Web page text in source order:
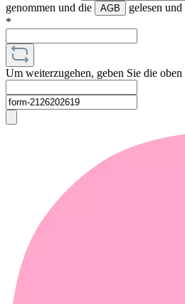
genommen und die
AGB
gelesen
*
Um weiterzugehen, geben Sie die